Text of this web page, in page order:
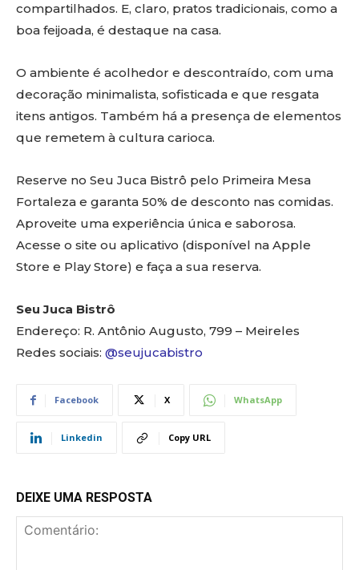
compartilhados. E, claro, pratos tradicionais, como a
boa feijoada, é destaque na casa.
O ambiente é acolhedor e descontraído, com uma
decoração minimalista, sofisticada e que resgata
itens antigos. Também há a presença de elementos
que remetem à cultura carioca.
Reserve no Seu Juca Bistrô pelo Primeira Mesa
Fortaleza e garanta 50% de desconto nas comidas.
Aproveite uma experiência única e saborosa.
Acesse o site ou aplicativo (disponível na Apple
Store e Play Store) e faça a sua reserva.
Seu Juca Bistrô
Endereço: R. Antônio Augusto, 799 – Meireles
Redes sociais: @seujucabistro
Facebook X WhatsApp
Linkedin Copy URL
DEIXE UMA RESPOSTA